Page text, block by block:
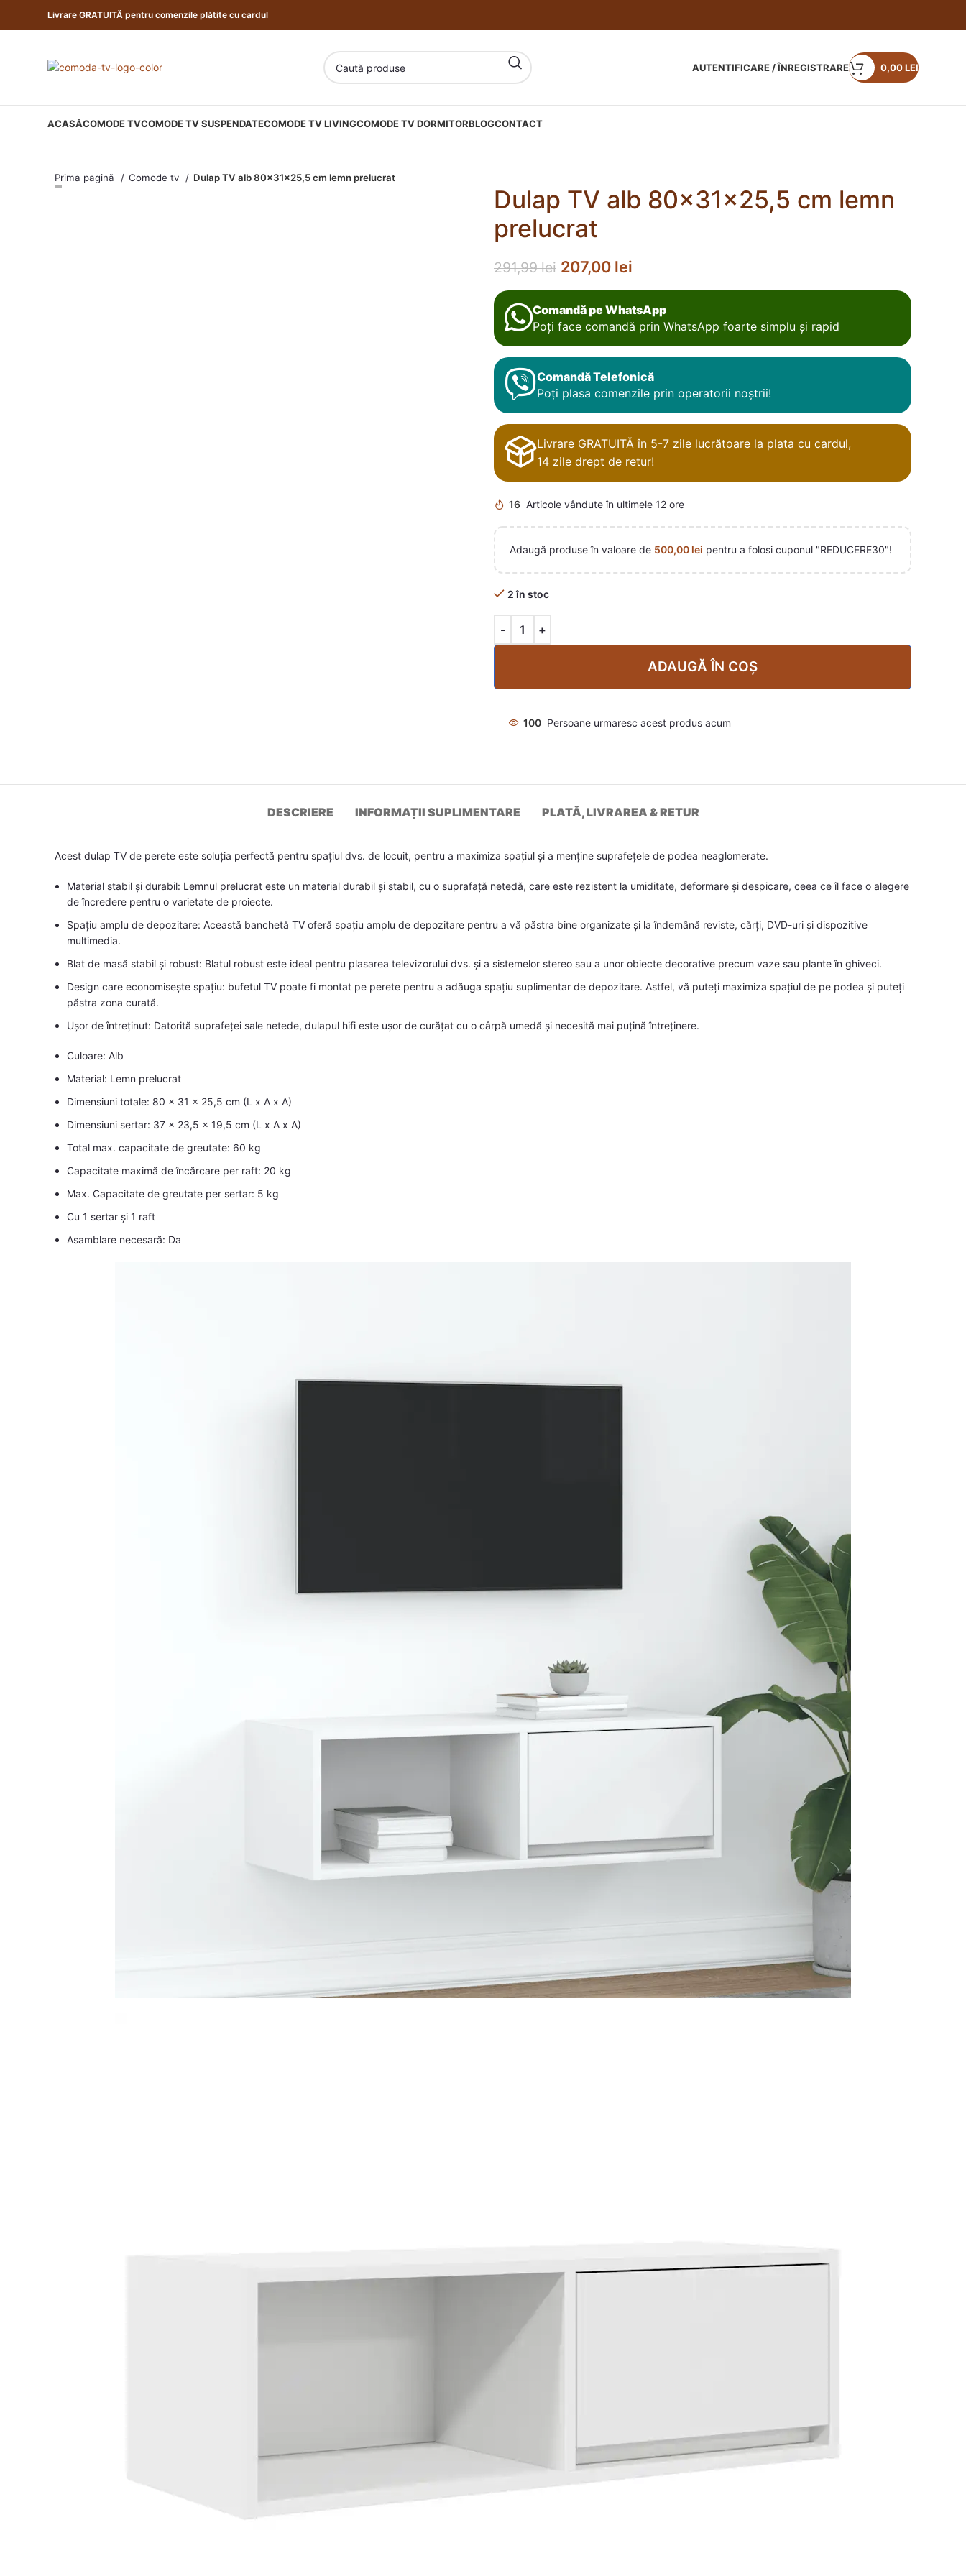
Livrare GRATUITĂ pentru comenzile plătite cu cardul
AUTENTIFICARE / ÎNREGISTRARE 0,00LEI
ACASĂCOMODE TVCOMODE TV SUSPENDATECOMODE TV LIVINGCOMODE TV DORMITORBLOGCONTACT
Prima pagină Comode tv Dulap TV alb 80x31x25,5 cm lemn prelucrat
Dulap TV alb 80x31x25,5 cm lemn
prelucrat
291,99lei 207,00 lei
Comandă pe WhatsApp
Poți face comandă prin WhatsApp foarte simplu și rapid
Comandă Telefonică
Poți plasa comenzile prin operatorii noștrii!
Livrare GRATUITĂ în 5-7 zile lucrătoare la plata cu cardul,
14 zile drept de retur!
16 Articole vândute în ultimele 12 ore
Adaugă produse în valoare de 500,00 lei pentru a folosi cuponul "REDUCERE30"!
2 în stoc
ADAUGĂ ÎN COȘ
100 Persoane urmaresc acest produs acum
DESCRIERE INFORMAȚII SUPLIMENTARE PLATĂ, LIVRAREA & RETUR
Acest dulap TV de perete este soluția perfectă pentru spațiul dvs. de locuit, pentru a maximiza spațiul și a menține suprafețele de podea neaglomerate.
Material stabil și durabil: Lemnul prelucrat este un material durabil și stabil, cu o suprafață netedă, care este rezistent la umiditate, deformare și despicare, ceea ce îl face o alegere
de încredere pentru o varietate de proiecte.
Spațiu amplu de depozitare: Această banchetă TV oferă spațiu amplu de depozitare pentru a vă păstra bine organizate și la îndemână reviste, cărți, DVD-uri și dispozitive
multimedia.
Blat de masă stabil și robust: Blatul robust este ideal pentru plasarea televizorului dvs. și a sistemelor stereo sau a unor obiecte decorative precum vaze sau plante în ghiveci.
Design care economisește spațiu: bufetul TV poate fi montat pe perete pentru a adăuga spațiu suplimentar de depozitare. Astfel, vă puteți maximiza spațiul de pe podea și puteți
păstra zona curată.
Ușor de întreținut: Datorită suprafeței sale netede, dulapul hifi este ușor de curățat cu o cârpă umedă și necesită mai puțină întreținere.
Culoare: Alb
Material: Lemn prelucrat
Dimensiuni totale: 80 x 31 x 25,5 cm (L x A x A)
Dimensiuni sertar: 37 x 23,5 x 19,5 cm (L x A x A)
Total max. capacitate de greutate: 60 kg
Capacitate maximă de încărcare per raft: 20 kg
Max. Capacitate de greutate per sertar: 5 kg
Cu 1 sertar și 1 raft
Asamblare necesară: Da